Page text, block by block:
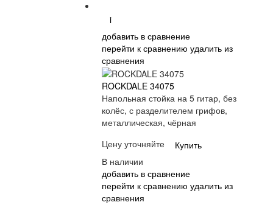
i
добавить в сравнение
перейти к сравнению удалить из
сравнения
ROCKDALE 34075
Напольная стойка на 5 гитар, без
колёс, с разделителем грифов,
металлическая, чёрная
Цену уточняйте
Купить
В наличии
добавить в сравнение
перейти к сравнению удалить из
сравнения